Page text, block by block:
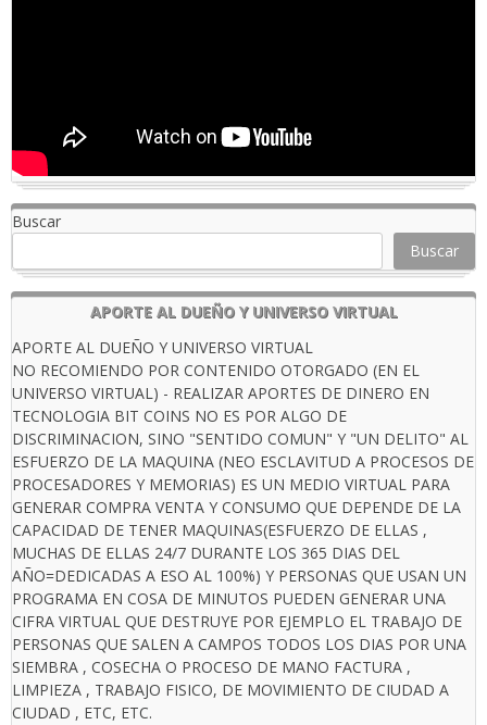
Buscar
Buscar
APORTE AL DUEÑO Y UNIVERSO VIRTUAL
APORTE AL DUEÑO Y UNIVERSO VIRTUAL
NO RECOMIENDO POR CONTENIDO OTORGADO (EN EL
UNIVERSO VIRTUAL) - REALIZAR APORTES DE DINERO EN
TECNOLOGIA BIT COINS NO ES POR ALGO DE
DISCRIMINACION, SINO "SENTIDO COMUN" Y "UN DELITO" AL
ESFUERZO DE LA MAQUINA (NEO ESCLAVITUD A PROCESOS DE
PROCESADORES Y MEMORIAS) ES UN MEDIO VIRTUAL PARA
GENERAR COMPRA VENTA Y CONSUMO QUE DEPENDE DE LA
CAPACIDAD DE TENER MAQUINAS(ESFUERZO DE ELLAS ,
MUCHAS DE ELLAS 24/7 DURANTE LOS 365 DIAS DEL
AÑO=DEDICADAS A ESO AL 100%) Y PERSONAS QUE USAN UN
PROGRAMA EN COSA DE MINUTOS PUEDEN GENERAR UNA
CIFRA VIRTUAL QUE DESTRUYE POR EJEMPLO EL TRABAJO DE
PERSONAS QUE SALEN A CAMPOS TODOS LOS DIAS POR UNA
SIEMBRA , COSECHA O PROCESO DE MANO FACTURA ,
LIMPIEZA , TRABAJO FISICO, DE MOVIMIENTO DE CIUDAD A
CIUDAD , ETC, ETC.